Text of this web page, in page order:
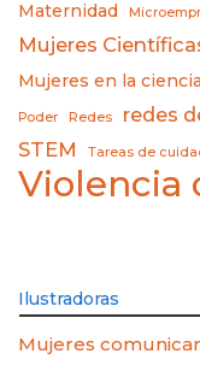
Maternidad
Mujeres
Mujeres en la ciencia
Poder Redes redes
STEM Tareas de
Violencia
Ilustradoras
Mujeres